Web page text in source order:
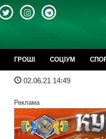
ГРОШІ CОЦІУМ
02.06.21 14:49
Реклама